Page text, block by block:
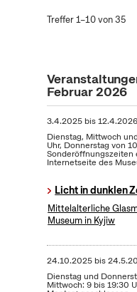
Treffer 1–10 von 35
Februar 2026
3.4.2025bis12.4.2026
Dienstag, Mittwoch
Uhr, Donnerstag von
Sonderöffnungszeiten
Internetseite des
Licht in dunklen
Mittelalterliche
Museum in Kyjiw
24.10.2025bis
Dienstag und
Mittwoch: 9 bis 19:30